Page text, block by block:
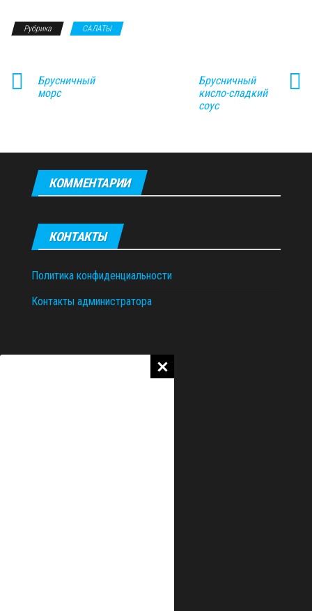
Рубрика САЛАТЫ
Брусничный
морс
Брусничный
кисло-сладкий
соус
КОММЕНТАРИИ
КОНТАКТЫ
Политика конфиденциальности
Контакты администратора